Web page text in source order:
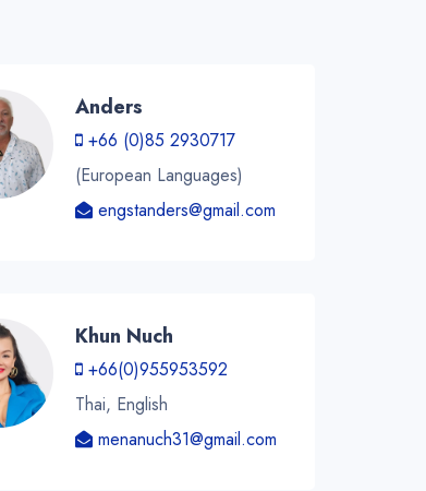
Anders
+66 (0)85 2930717
(European Languages)
engstanders@gmail.com
Khun Nuch
+66(0)955953592
Thai, English
menanuch31@gmail.com